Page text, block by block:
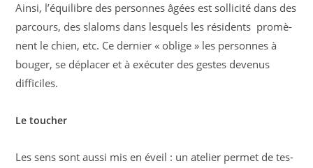
Ainsi, l’équilibre des personnes âgées est sollicité dans des
parcours, des slaloms dans lesquels les résidents promè­
nent le chien, etc. Ce dernier « oblige » les personnes à
bou­ger, se déplacer et à exécuter des gestes devenus
difficiles.
Le toucher
Les sens sont aussi mis en éveil : un atelier permet de tes­